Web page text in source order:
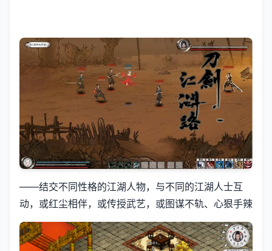
——结交不同性格的江湖人物，与不同的江湖人士互
动，或红尘相伴，或传授武艺，或图谋不轨、心狠手辣